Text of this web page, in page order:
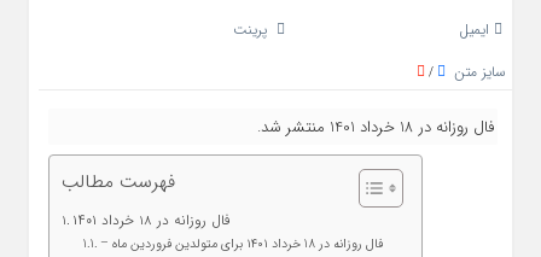
ایمیل
پرینت
سایز متن
/
فال روزانه در 18 خرداد 1401 منتشر شد.
فهرست مطالب
فال روزانه در 18 خرداد ۱۴۰۱
– فال روزانه در 18 خرداد ۱۴۰۱ برای متولدین فروردین ماه